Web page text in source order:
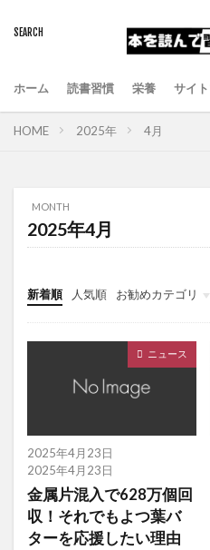
ホーム 読書習慣 栄養 サイ
HOME 2025年 4月
MONTH
2025年4月
新着順 人気順 お勧めカテゴリ
健康食品
にがり
マグネシウム
ニュース
2025年4月23日
2025年4月23日
金属片混入で628万個回
収！それでもよつ葉バ
ターを応援したい理由